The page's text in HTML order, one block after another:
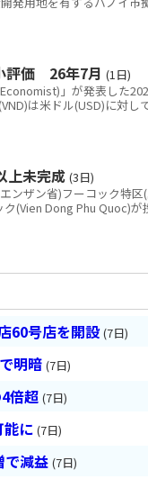
評価 26年7月 (1日)
」が発表した
は米ドル(USD)に対
上未完成 (3日)
ンザン省)フーコック特
(Vien Dong Phu Quoc)
60号店を開設 (7日)
明暗 (7日)
倍超 (7日)
能に (7日)
で減益 (7日)